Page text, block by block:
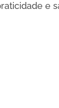
e